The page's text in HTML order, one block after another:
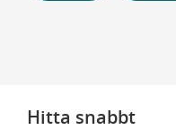
Hitta snabbt